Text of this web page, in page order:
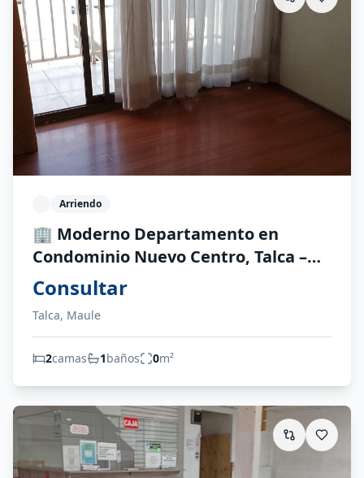
Arriendo
🏢 Moderno Departamento en
Condominio Nuevo Centro, Talca –
¡Vivir con Seguridad y Estilo por
$500.000! A0877
Consultar
Talca, Maule
2camas 1baños 0m²